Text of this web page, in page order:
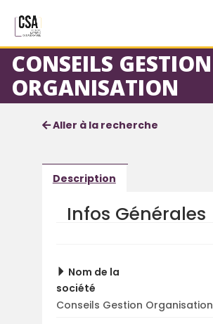
CONSEILS GESTION
ORGANISATION
Fiche société
Informations détaillées
Aller à la recherche
Description
Infos Générales
Nom de la
société
Conseils Gestion Organisation